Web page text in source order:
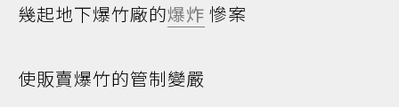
幾起地下爆竹廠的爆炸 慘案
使販賣爆竹的管制變嚴